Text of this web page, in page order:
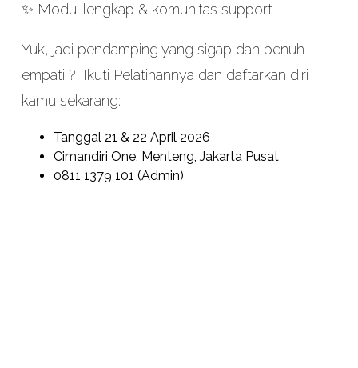
✨ Modul lengkap & komunitas support
Yuk, jadi pendamping yang sigap dan penuh
empati ? Ikuti Pelatihannya dan daftarkan diri
kamu sekarang:
Tanggal 21 & 22 April 2026
Cimandiri One, Menteng, Jakarta Pusat
0811 1379 101 (Admin)